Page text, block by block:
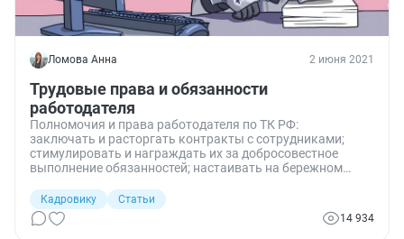
Ломова Анна 2 июня 2021
Трудовые права и обязанности
работодателя
Полномочия и права работодателя по ТК РФ:
заключать и расторгать контракты с сотрудниками;
стимулировать и награждать их за добросовестное
выполнение обязанностей; настаивать на бережном
наказывать их за нарушение дисциплины, правил
внутреннего трудового распорядка и др.
Кадровику
Статьи
14 934